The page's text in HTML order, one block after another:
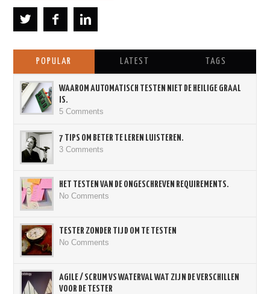
POPULAR LATEST TAGS
WAAROM AUTOMATISCH TESTEN NIET DE HEILIGE GRAAL
IS.
5 Comments
7 TIPS OM BETER TE LEREN LUISTEREN.
3 Comments
HET TESTEN VAN DE ONGESCHREVEN REQUIREMENTS.
No Comments
TESTER ZONDER TIJD OM TE TESTEN
No Comments
AGILE / SCRUM VS WATERVAL WAT ZIJN DE VERSCHILLEN
VOOR DE TESTER